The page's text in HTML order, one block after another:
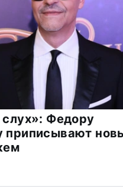
Федору
приписывают